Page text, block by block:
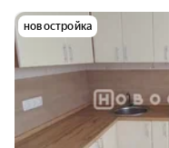
новостройка